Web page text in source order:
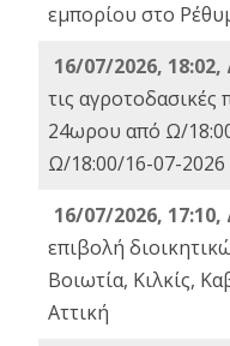
εμπορίου στο
16/07/2026, 18:02,
τις αγροτοδασικές
24ωρου από Ω/
Ω/18:00/16-07-2026
16/07/2026, 17:10,
επιβολή
Βοιωτία, Κιλκίς,
Αττική